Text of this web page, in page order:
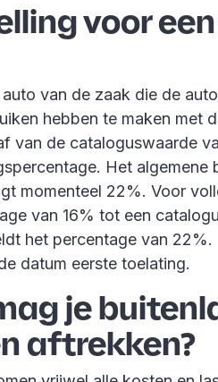
voor
van de zaak die de
hebben te maken met
van de cataloguswaarde
Het algemene
momenteel 22%. Voor
van 16% tot een
het percentage van
datum eerste toelating.
je
aftrekken?